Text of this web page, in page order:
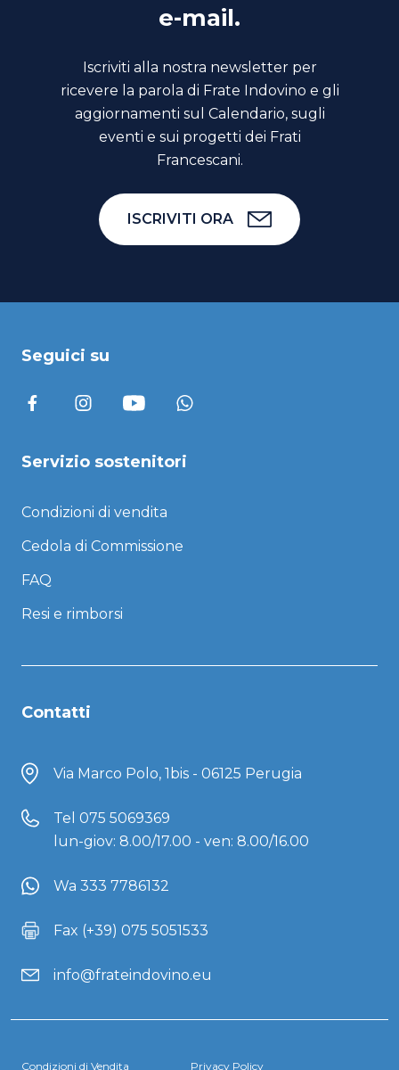
e-mail.
Iscriviti alla nostra newsletter per
ricevere la parola di Frate Indovino e gli
aggiornamenti sul Calendario, sugli
eventi e sui progetti dei Frati
Francescani.
ISCRIVITI ORA
Seguici su
Servizio sostenitori
Condizioni di vendita
Cedola di Commissione
FAQ
Resi e rimborsi
Contatti
Via Marco Polo, 1bis - 06125 Perugia
Tel 075 5069369
lun-giov: 8.00/17.00 - ven: 8.00/16.00
Wa 333 7786132
Fax (+39) 075 5051533
info@frateindovino.eu
Condizioni di Vendita Privacy Policy